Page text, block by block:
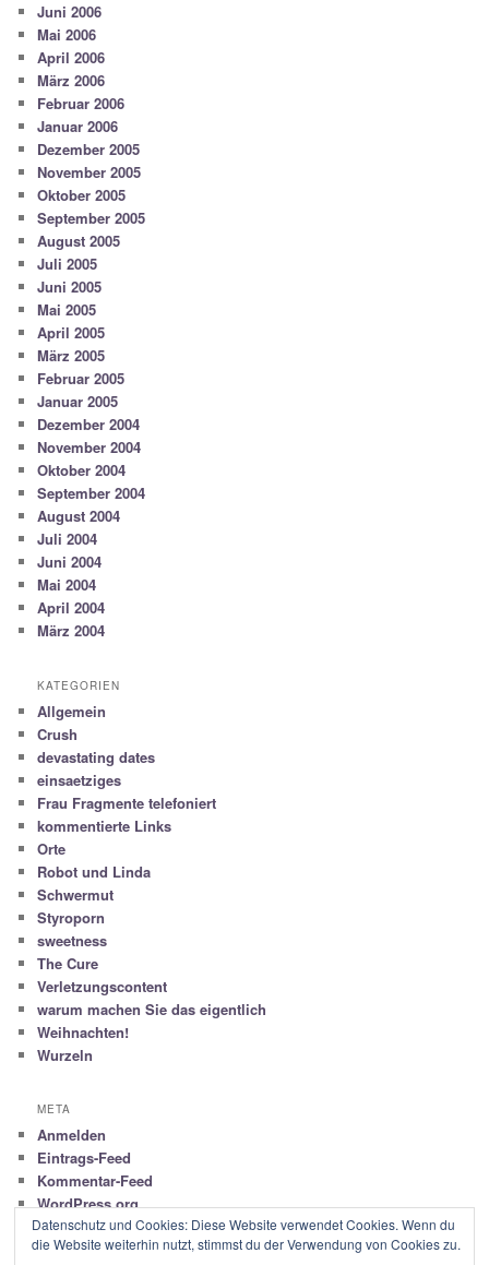
Juni 2006
Mai 2006
April 2006
März 2006
Februar 2006
Januar 2006
Dezember 2005
November 2005
Oktober 2005
September 2005
August 2005
Juli 2005
Juni 2005
Mai 2005
April 2005
März 2005
Februar 2005
Januar 2005
Dezember 2004
November 2004
Oktober 2004
September 2004
August 2004
Juli 2004
Juni 2004
Mai 2004
April 2004
März 2004
KATEGORIEN
Allgemein
Crush
devastating dates
einsaetziges
Frau Fragmente telefoniert
kommentierte Links
Orte
Robot und Linda
Schwermut
Styroporn
sweetness
The Cure
Verletzungscontent
warum machen Sie das eigentlich
Weihnachten!
Wurzeln
META
Anmelden
Eintrags-Feed
Kommentar-Feed
WordPress.org
Datenschutz und Cookies: Diese Website verwendet Cookies. Wenn du
die Website weiterhin nutzt, stimmst du der Verwendung von Cookies zu.